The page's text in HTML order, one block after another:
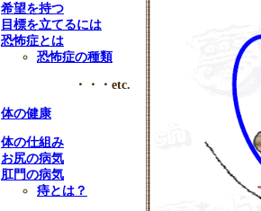
希望を持つ
目標を立てるには
恐怖症とは
恐怖症の種類
・・・etc.
体の健康
体の仕組み
お尻の病気
肛門の病気
痔とは？